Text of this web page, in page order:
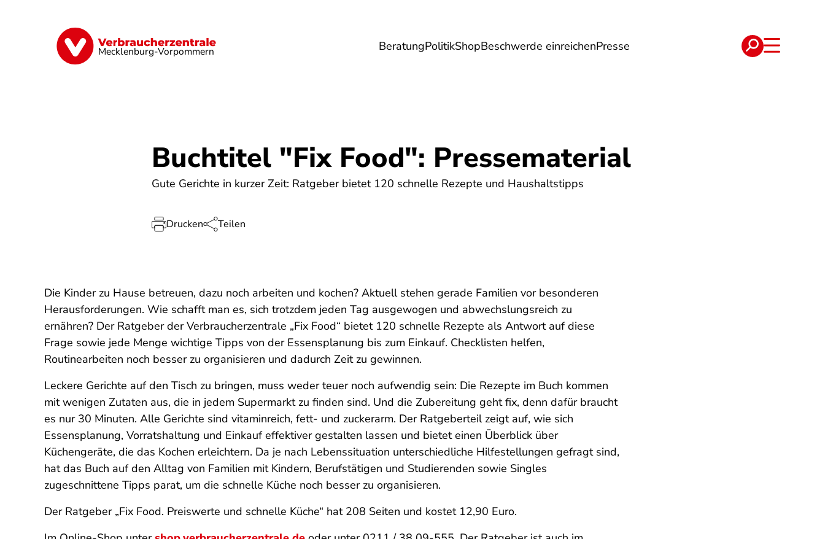
Mecklenburg-Vorpommern BeratungPolitikShopBeschwerde einreichenPresse
Finanzen Digitales Lebensmittel Gesundheit Energie Reise Verträge
Buchtitel "Fix Food": Pressematerial
Gute Gerichte in kurzer Zeit: Ratgeber bietet 120 schnelle Rezepte und Haushaltstipps
Drucken Teilen
Die Kinder zu Hause betreuen, dazu noch arbeiten und kochen? Aktuell stehen gerade Familien vor besonderen
Herausforderungen. Wie schafft man es, sich trotzdem jeden Tag ausgewogen und abwechslungsreich zu
ernähren? Der Ratgeber der Verbraucherzentrale „Fix Food“ bietet 120 schnelle Rezepte als Antwort auf diese
Frage sowie jede Menge wichtige Tipps von der Essensplanung bis zum Einkauf. Checklisten helfen,
Routinearbeiten noch besser zu organisieren und dadurch Zeit zu gewinnen.
Leckere Gerichte auf den Tisch zu bringen, muss weder teuer noch aufwendig sein: Die Rezepte im Buch kommen
mit wenigen Zutaten aus, die in jedem Supermarkt zu finden sind. Und die Zubereitung geht fix, denn dafür braucht
es nur 30 Minuten. Alle Gerichte sind vitaminreich, fett- und zuckerarm. Der Ratgeberteil zeigt auf, wie sich
Essensplanung, Vorratshaltung und Einkauf effektiver gestalten lassen und bietet einen Überblick über
Küchengeräte, die das Kochen erleichtern. Da je nach Lebenssituation unterschiedliche Hilfestellungen gefragt sind,
hat das Buch auf den Alltag von Familien mit Kindern, Berufstätigen und Studierenden sowie Singles
zugeschnittene Tipps parat, um die schnelle Küche noch besser zu organisieren.
Der Ratgeber „Fix Food. Preiswerte und schnelle Küche“ hat 208 Seiten und kostet 12,90 Euro.